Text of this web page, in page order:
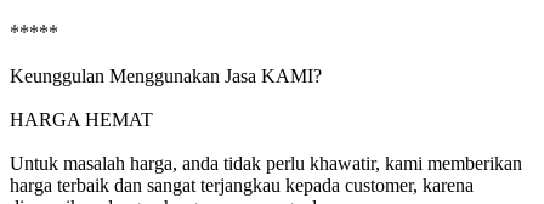
*****
Keunggulan Menggunakan Jasa KAMI?
HARGA HEMAT
Untuk masalah harga, anda tidak perlu khawatir, kami memberikan
harga terbaik dan sangat terjangkau kepada customer, karena